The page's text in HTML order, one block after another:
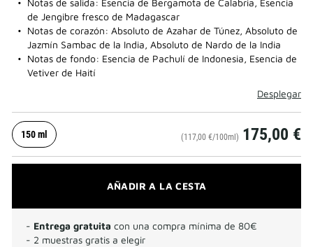
Notas de salida: Esencia de Bergamota de Calabria, Esencia
de Jengibre fresco de Madagascar
Notas de corazón: Absoluto de Azahar de Túnez, Absoluto de
Jazmín Sambac de la India, Absoluto de Nardo de la India
Notas de fondo: Esencia de Pachulí de Indonesia, Esencia de
Vetiver de Haití
Desplegar
150 ml (117,00 €/100ml) 175,00 €
AÑADIR A LA CESTA
- Entrega gratuita con una compra mínima de 80€
- 2 muestras gratis a elegir